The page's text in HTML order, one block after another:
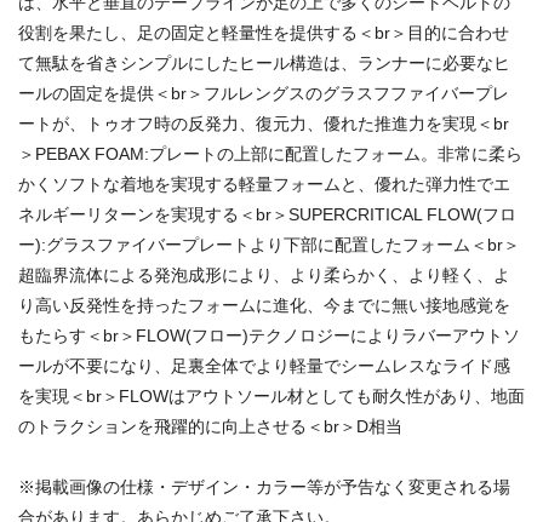
役割を果たし、足の固定と軽量性を提供する＜br＞目的に合わせ
て無駄を省きシンプルにしたヒール構造は、ランナーに必要なヒ
ールの固定を提供＜br＞フルレングスのグラスフファイバープレ
ートが、トゥオフ時の反発力、復元力、優れた推進力を実現＜br
＞PEBAX FOAM:プレートの上部に配置したフォーム。非常に柔ら
かくソフトな着地を実現する軽量フォームと、優れた弾力性でエ
ネルギーリターンを実現する＜br＞SUPERCRITICAL FLOW(フロ
ー):グラスファイバープレートより下部に配置したフォーム＜br＞
超臨界流体による発泡成形により、より柔らかく、より軽く、よ
り高い反発性を持ったフォームに進化、今までに無い接地感覚を
もたらす＜br＞FLOW(フロー)テクノロジーによりラバーアウトソ
ールが不要になり、足裏全体でより軽量でシームレスなライド感
を実現＜br＞FLOWはアウトソール材としても耐久性があり、地面
のトラクションを飛躍的に向上させる＜br＞D相当
※掲載画像の仕様・デザイン・カラー等が予告なく変更される場
合があります。あらかじめご了承下さい。